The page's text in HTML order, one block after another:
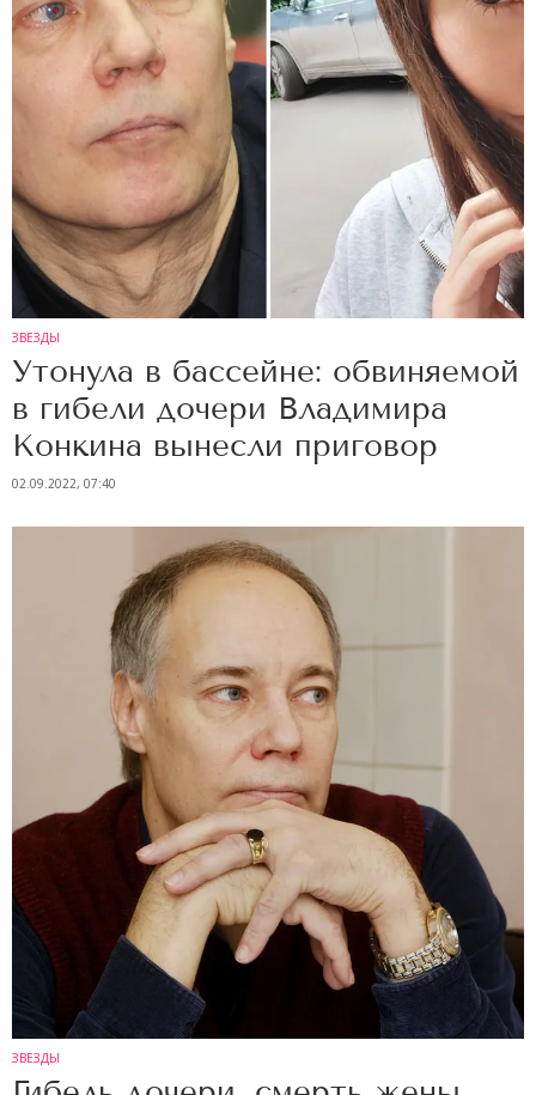
ЗВЕЗДЫ
Утонула в бассейне: обвиняемой
в гибели дочери Владимира
Конкина вынесли приговор
02.09.2022, 07:40
ЗВЕЗДЫ